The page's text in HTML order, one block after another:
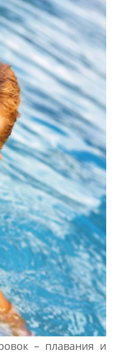
– плавания и